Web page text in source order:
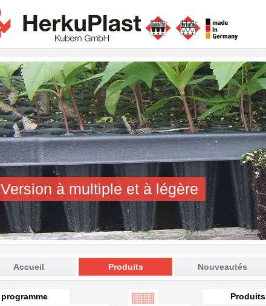
Version à multiple et à légère
Accueil Produits Nouveautés
programme Produits